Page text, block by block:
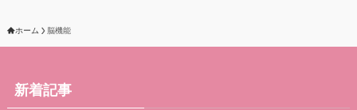
ホーム 脳機能
新着記事